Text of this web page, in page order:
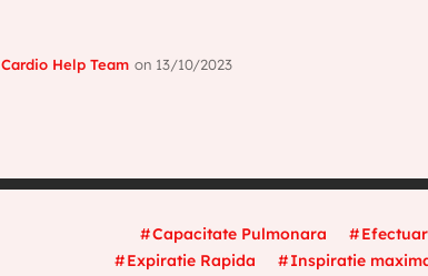
Cardio Help Team on 13/10/2023
Capacitate Pulmonara
Expiratie Rapida
Inspiratie